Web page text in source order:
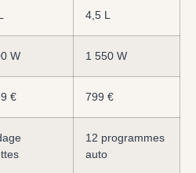
4,5 L
W 1 550 W
€ 799 €
12 programmes
auto